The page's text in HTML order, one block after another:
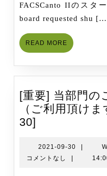
FACSCanto IIのスタ
board requested shu
READ MORE READ
MORE
[重要] 当部門の
（ご利用頂け
30]
当
部
2021-09-30
2021-
コメントなし